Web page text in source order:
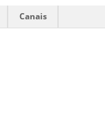
Canais